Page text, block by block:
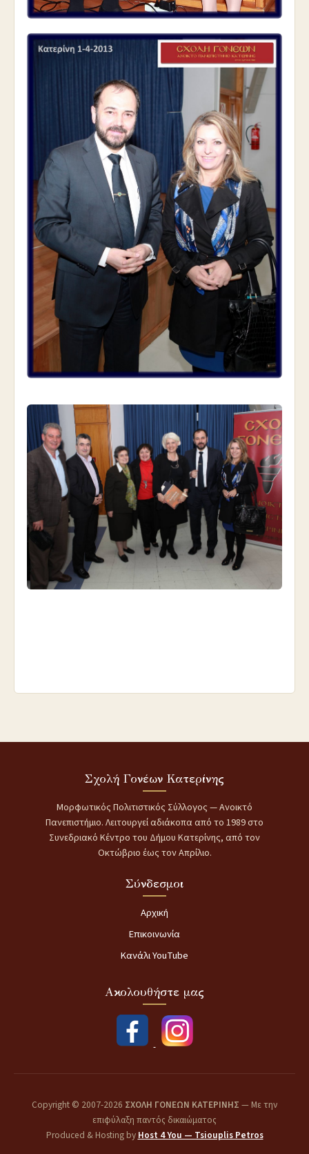
Σχολή Γονέων Κατερίνης
Μορφωτικός Πολιτιστικός Σύλλογος — Ανοικτό
Πανεπιστήμιο. Λειτουργεί αδιάκοπα από το 1989 στο
Συνεδριακό Κέντρο του Δήμου Κατερίνης, από τον
Οκτώβριο έως τον Απρίλιο.
Σύνδεσμοι
Αρχική
Επικοινωνία
Κανάλι YouTube
Ακολουθήστε μας
Copyright © 2007-2026 ΣΧΟΛΗ ΓΟΝΕΩΝ ΚΑΤΕΡΙΝΗΣ — Με την
επιφύλαξη παντός δικαιώματος
Produced & Hosting by Host 4 You — Tsiouplis Petros